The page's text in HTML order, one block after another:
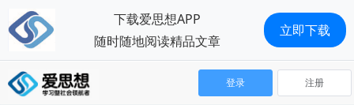
登录 注册
下载爱思想APP
随时随地阅读精品文章
立即下载